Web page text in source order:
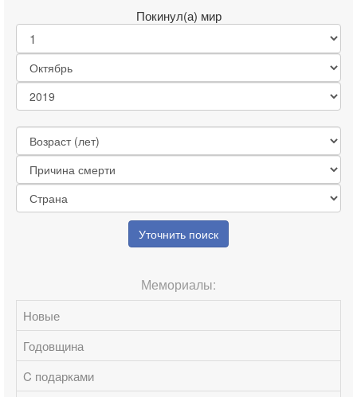
Покинул(а) мир
Уточнить поиск
Мемориалы:
Новые
Годовщина
C подарками